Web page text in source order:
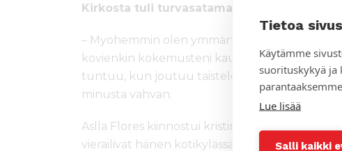
Tietoa
Käytämme
suorituskykyä ja
Lue lisää
Salli kaikki
Kirkosta tuli turvasatama
– Myöhemmin olen ymmärtänyt, mikä
kovienkin kokemusteni kautta ymmärrän
tuntuu, kun joutuu taistelemaan elämässä
minusta vahvan.
Aslla Flores kiinnostui kristinuskosta jo
vierailivat hänen kotikylässään. Hänestä tuli